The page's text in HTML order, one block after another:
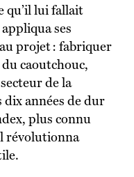
qu’il lui fallait
ses
projet : fabriquer
caoutchouc,
de la
années de dur
plus connu
révolutionna